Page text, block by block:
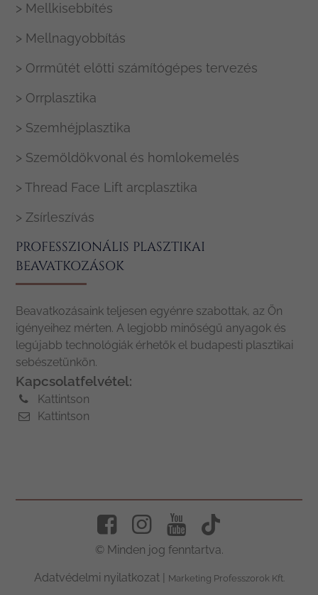
> Mellkisebbítés
> Mellnagyobbítás
> Orrműtét előtti számítógépes tervezés
> Orrplasztika
> Szemhéjplasztika
> Szemöldökvonal és homlokemelés
> Thread Face Lift arcplasztika
> Zsírleszívás
PROFESSZIONÁLIS PLASZTIKAI
BEAVATKOZÁSOK
Beavatkozásaink teljesen egyénre szabottak, az Ön
igényeihez mérten. A legjobb minőségű anyagok és
legújabb technológiák érhetők el budapesti plasztikai
sebészetünkön.
Kapcsolatfelvétel:
Kattintson
Kattintson
© Minden jog fenntartva.
Adatvédelmi nyilatkozat| Marketing Professzorok Kft.